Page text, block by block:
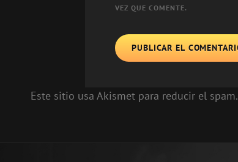
VEZ QUE COMENTE.
Este sitio usa Akismet para reducir el spam.